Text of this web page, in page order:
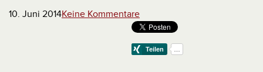
10. Juni 2014Keine Kommentare